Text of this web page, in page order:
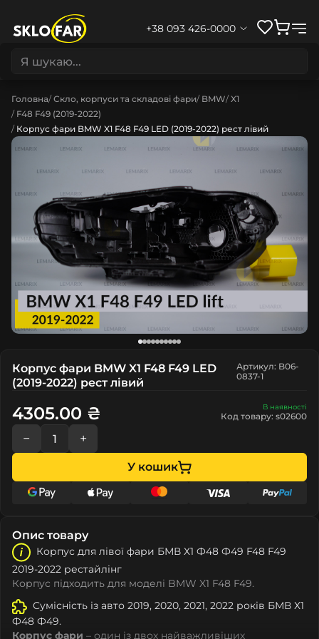
+38 093 426-0000
Головна Скло, корпуси та складові фари BMW X1
F48 F49 (2019-2022)
Корпус фари BMW X1 F48 F49 LED (2019-2022) рест лівий
Корпус фари BMW X1 F48 F49 LED
(2019-2022) рест лівий
Артикул: B06-
0837-1
В наявності
Код товару: s02600
4305.00 ₴
− +
У кошик
Опис товару
Корпус для лівої фари БМВ Х1 Ф48 Ф49 F48 F49
2019-2022 рестайлінг
Корпус підходить для моделі BMW X1 F48 F49.
Сумісність із авто 2019, 2020, 2021, 2022 років БМВ Х1
Ф48 Ф49.
Корпус фари – один із двох найважливіших